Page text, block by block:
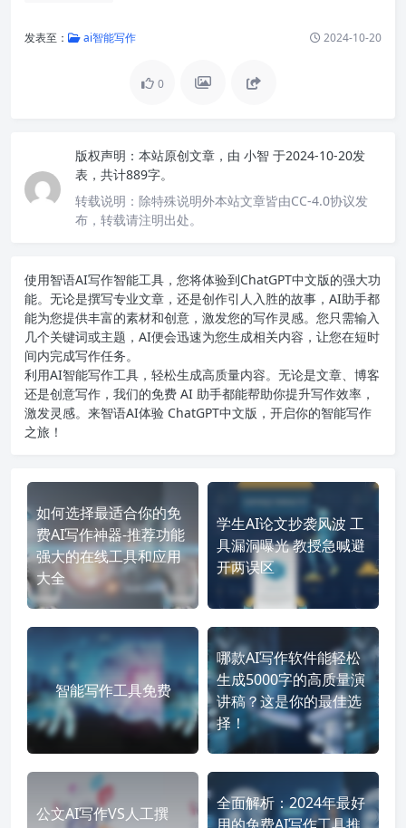
发表至： ai智能写作 2024-10-20
0
版权声明： 本站原创文章，由 小智 于2024-10-20发
表，共计889字。
转载说明： 除特殊说明外本站文章皆由CC-4.0协议发
布，转载请注明出处。
使用智语AI写作智能工具，您将体验到ChatGPT中文版的强大功
能。无论是撰写专业文章，还是创作引人入胜的故事，AI助手都
能为您提供丰富的素材和创意，激发您的写作灵感。您只需输入
几个关键词或主题，AI便会迅速为您生成相关内容，让您在短时
间内完成写作任务。
利用AI智能写作工具，轻松生成高质量内容。无论是文章、博客
还是创意写作，我们的免费 AI 助手都能帮助你提升写作效率，
激发灵感。来智语AI体验 ChatGPT中文版 ，开启你的智能写作
之旅！
如何选择最适合你的免
费AI写作神器-推荐功能
强大的在线工具和应用
大全
学生AI论文抄袭风波 工
具漏洞曝光 教授急喊避
开两误区
智能写作工具免费
哪款AI写作软件能轻松
生成5000字的高质量演
讲稿？这是你的最佳选
择！
公文AI写作VS人工撰
全面解析：2024年最好